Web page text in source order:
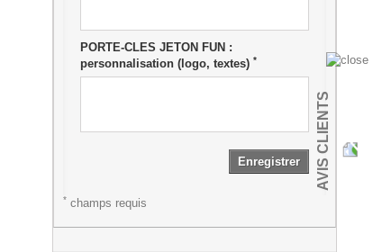
PORTE-CLES JETON FUN :
personnalisation (logo, textes) *
Enregistrer
* champs requis
AVIS CLIENTS